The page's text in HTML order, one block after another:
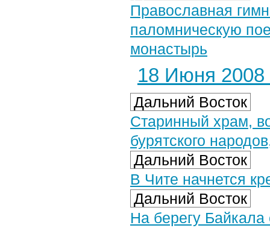
Православная
паломническую
монастырь
18 Июня 2008
Дальний Восток
Старинный храм,
бурятского
Дальний Восток
В Чите начнется
Дальний Восток
На берегу